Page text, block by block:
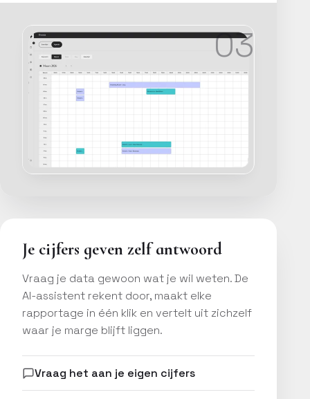
03
Je cijfers geven zelf antwoord
Vraag je data gewoon wat je wil weten. De
AI-assistent rekent door, maakt elke
rapportage in één klik en vertelt uit zichzelf
waar je marge blijft liggen.
Vraag het aan je eigen cijfers